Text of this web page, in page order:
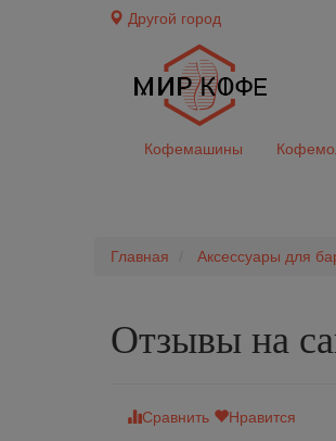
Другой город
Кофемашины
Главная Аксессуары для
Отзывы на
Сравнить Нравится